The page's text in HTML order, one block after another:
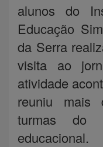
alunos do
Educação
da Serra
visita ao
atividade
reuniu mais
turmas do
educacional.